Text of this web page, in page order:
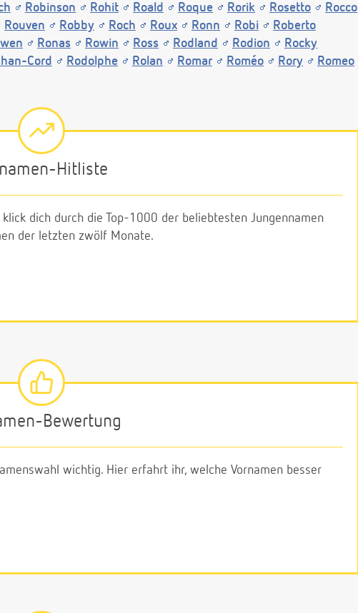
Robinson Rohit Roald Roque Rorik Rosetto
Rocco
Rouven Robby Roch Roux Ronn Robi
Roberto
Ronas Rowin Ross Rodland Rodion
Rocky
Cord Rodolphe Rolan Romar Roméo Rory Romeo
Hitliste
dich durch die Top-1000 der beliebtesten Jungennamen
der letzten zwölf Monate.
Bewertung
wichtig. Hier erfahrt ihr, welche Vornamen besser